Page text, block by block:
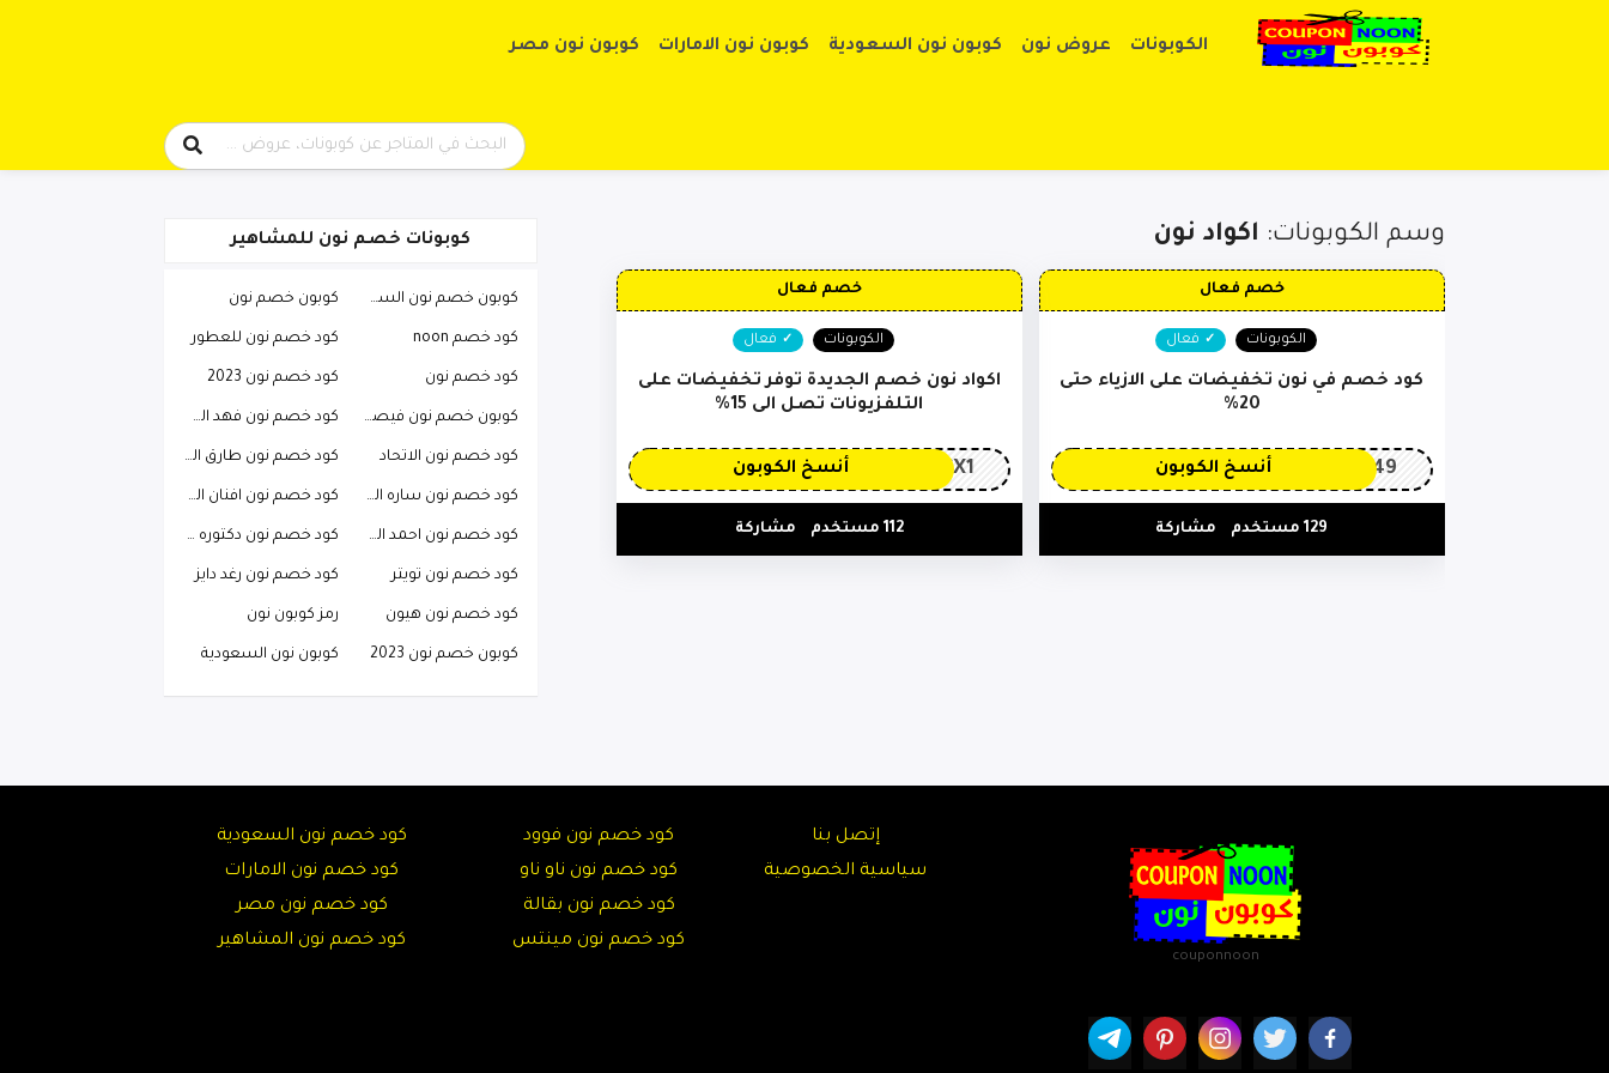
الكوبونات عروض نون كوبون نون السعودية كوبون نون الامارات كوبون نون مصر
وسم الكوبونات: اكواد نون
خصم فعال
الكوبونات فعال
كود خصم في نون تخفيضات على الازياء حتى
20%
OP149 أنسخ الكوبون
129 مستخدم مشاركة
خصم فعال
الكوبونات فعال
اكواد نون خصم الجديدة توفر تخفيضات على
التلفزيونات تصل الى 15%
CX1 أنسخ الكوبون
112 مستخدم مشاركة
كوبونات خصم نون للمشاهير
كوبون خصم نون السعودية كوبون خصم نون
كود خصم noon كود خصم نون للعطور
كود خصم نون كود خصم نون 2023
كوبون خصم نون فيصل السيف كود خصم نون فهد العرادي
كود خصم نون الاتحاد كود خصم نون طارق الحربي
كود خصم نون ساره الودعاني كود خصم نون افنان الباتل
كود خصم نون احمد البارقي كود خصم نون دكتوره خلود
كود خصم نون تويتر كود خصم نون رغد دايز
كود خصم نون هيون رمز كوبون نون
كوبون خصم نون 2023 كوبون نون السعودية
couponnoon
إتصل بنا
سياسية الخصوصية
كود خصم نون فوود
كود خصم نون ناو ناو
كود خصم نون بقالة
كود خصم نون مينتس
كود خصم نون السعودية
كود خصم نون الامارات
كود خصم نون مصر
كود خصم نون المشاهير